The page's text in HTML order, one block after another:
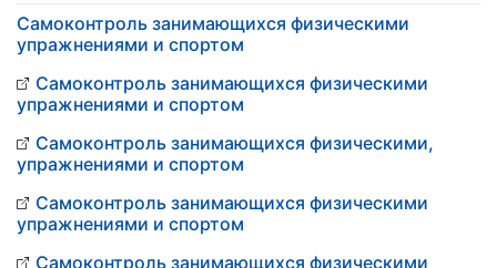
Самоконтроль занимающихся физическими
упражнениями и спортом
Самоконтроль занимающихся физическими
упражнениями и спортом
Самоконтроль занимающихся физическими,
упражнениями и спортом
Самоконтроль занимающихся физическими
упражнениями и спортом
Самоконтроль занимающихся физическими